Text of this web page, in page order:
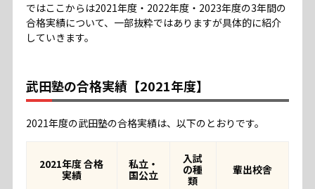
ではここからは2021年度・2022年度・2023年度の3年間の
合格実績について、一部抜粋ではありますが具体的に紹介
していきます。
武田塾の合格実績【2021年度】
2021年度の武田塾の合格実績は、以下のとおりです。
2021年度 合格
実績
私立・
国公立
入試
の種
類
輩出校舎